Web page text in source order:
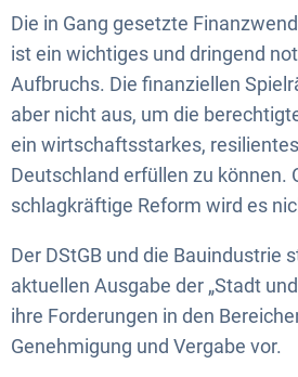
Die in Gang gesetzte
ist ein wichtiges und dringend
Aufbruchs. Die finanziellen
aber nicht aus, um die
ein wirtschaftsstarkes,
Deutschland erfüllen zu können.
schlagkräftige Reform wird es
Der DStGB und die Bauindustrie
aktuellen Ausgabe der „Stadt
ihre Forderungen in den
Genehmigung und Vergabe vor.